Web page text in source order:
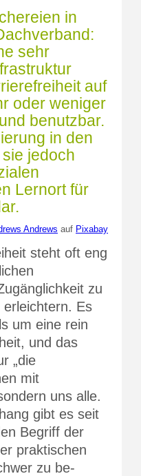
in
sehr
auf
oder weniger
benutzbar.
in den
jedoch
Lernort für
Andrews auf Pixabay
steht oft eng
zu
erleichtern. Es
um eine rein
und das
„die
mit
uns alle.
gibt es seit
Begriff der
praktischen
zu be-